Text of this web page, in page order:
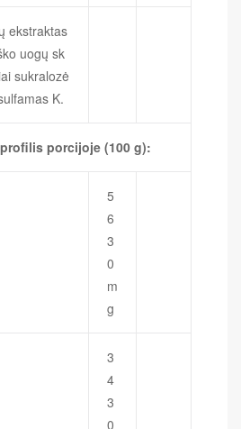
ekstraktas
uogų sk
sukralozė
K.
porcijoje (100 g):
5
6
3
0
m
g
3
4
3
0